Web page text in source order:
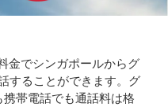
金でシンガポールからグ
することができます。 グ
帯電話でも通話料は格